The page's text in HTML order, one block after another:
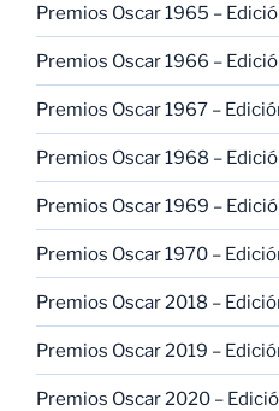
Premios Oscar 1965 –
Premios Oscar 1966 –
Premios Oscar 1967 –
Premios Oscar 1968 –
Premios Oscar 1969 –
Premios Oscar 1970 –
Premios Oscar 2018 –
Premios Oscar 2019 –
Premios Oscar 2020 –